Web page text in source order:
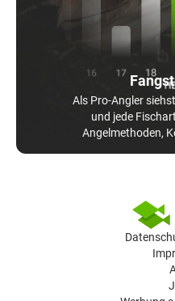
Als Pro-Angler
und jede
Angelmethoden,